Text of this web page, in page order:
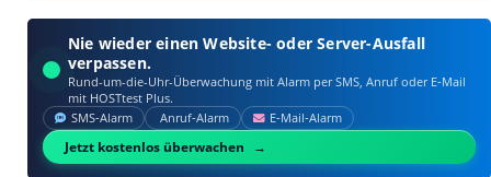
Nie wieder einen Website- oder Server-Ausfall
verpassen.
Rund-um-die-Uhr-Überwachung mit Alarm per SMS, Anruf oder E‑Mail
mit HOSTtest Plus.
SMS‑Alarm Anruf‑Alarm E‑Mail‑Alarm
Jetzt kostenlos überwachen